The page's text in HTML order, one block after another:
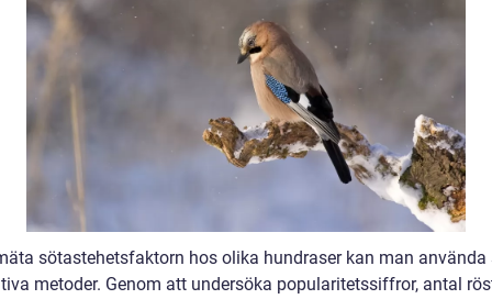
sötastehetsfaktorn hos olika hundraser kan man använda
metoder. Genom att undersöka popularitetssiffror, antal